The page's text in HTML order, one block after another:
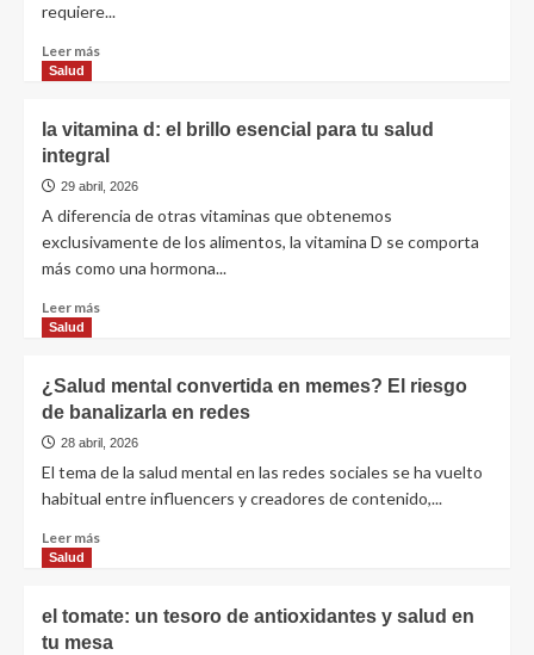
requiere...
Leer más
Salud
la vitamina d: el brillo esencial para tu salud
integral
29 abril, 2026
A diferencia de otras vitaminas que obtenemos
exclusivamente de los alimentos, la vitamina D se comporta
más como una hormona...
Leer más
Salud
¿Salud mental convertida en memes? El riesgo
de banalizarla en redes
28 abril, 2026
El tema de la salud mental en las redes sociales se ha vuelto
habitual entre influencers y creadores de contenido,...
Leer más
Salud
el tomate: un tesoro de antioxidantes y salud en
tu mesa